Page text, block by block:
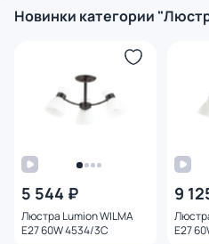
Новинки категории
5 544 ₽
Люстра Lumion WILMA
E27 60W 4534/3C
9
E27